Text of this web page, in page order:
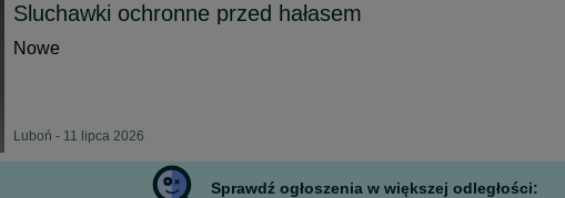
Sluchawki ochronne przed hałasem
Nowe
Luboń - 11 lipca 2026
Sprawdź ogłoszenia w większej odległości: